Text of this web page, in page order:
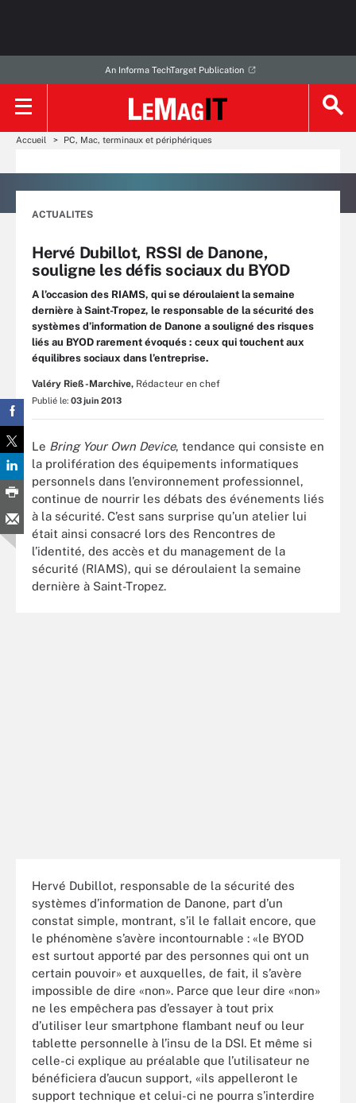
An Informa TechTarget Publication
Accueil PC, Mac, terminaux et périphériques
ACTUALITES
Hervé Dubillot, RSSI de Danone,
souligne les défis sociaux du BYOD
A l’occasion des RIAMS, qui se déroulaient la semaine
dernière à Saint-Tropez, le responsable de la sécurité des
systèmes d’information de Danone a souligné des risques
liés au BYOD rarement évoqués : ceux qui touchent aux
équilibres sociaux dans l’entreprise.
Valéry Rieß-Marchive, Rédacteur en chef
Publié le: 03 juin 2013
Le Bring Your Own Device, tendance qui consiste en
la prolifération des équipements informatiques
personnels dans l’environnement professionnel,
continue de nourrir les débats des événements liés
à la sécurité. C’est sans surprise qu’un atelier lui
était ainsi consacré lors des Rencontres de
l’identité, des accès et du management de la
sécurité (RIAMS), qui se déroulaient la semaine
dernière à Saint-Tropez.
Hervé Dubillot, responsable de la sécurité des
systèmes d’information de Danone, part d’un
constat simple, montrant, s’il le fallait encore, que
le phénomène s’avère incontournable : «le BYOD
est surtout apporté par des personnes qui ont un
certain pouvoir» et auxquelles, de fait, il s’avère
impossible de dire «non». Parce que leur dire «non»
ne les empêchera pas d’essayer à tout prix
d’utiliser leur smartphone flambant neuf ou leur
tablette personnelle à l’insu de la DSI. Et même si
celle-ci explique au préalable que l’utilisateur ne
bénéficiera d’aucun support, «ils appelleront le
support technique et celui-ci ne pourra s’interdire